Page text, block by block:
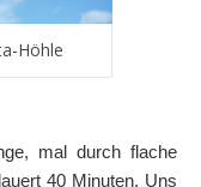
Höhle
mal durch flache
40 Minuten. Uns